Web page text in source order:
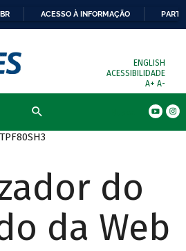
ACESSO À INFORMAÇÃO
ENGLISH
ACESSIBILIDADE
A+ A-
do
da Web